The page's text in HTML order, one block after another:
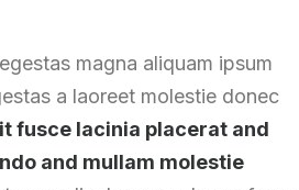
magna aliquam ipsum
a laoreet molestie donec
fusce lacinia placerat and
and mullam molestie